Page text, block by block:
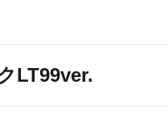
LT99ver.